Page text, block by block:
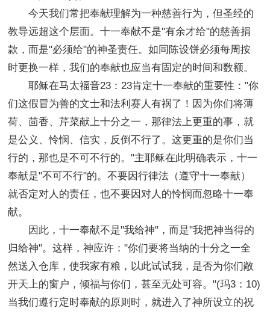
今天我们常把奉献理解为一种慈善行为，但圣经的
教导远超这个层面。十一奉献不是"有余才给"的慈善捐
款，而是"必须给"的神圣责任。如同陈设饼必须每周按
时更换一样，我们的奉献也应当有固定的时间和数额。
耶稣在马太福音23：23肯定十一奉献的重要性："你
们这假冒为善的文士和法利赛人有祸了！因为你们将薄
荷、茴香、芹菜献上十分之一，那律法上更重的事，就
是公义、怜悯、信实，反倒不行了。这更重的是你们当
行的，那也是不可不行的。"主耶稣在此明确表示，十一
奉献是"不可不行"的。不要因行律法（遵守十一奉献）
就否定对人的责任，也不要因对人的怜悯而忽略十一奉
献。
因此，十一奉献不是"我给神"，而是"我把神当得的
归给神"。这样，神应许："你们要将当纳的十分之一全
然送入仓库，使我家有粮，以此试试我，是否为你们敞
开天上的窗户，倾福与你们，甚至无处可容。"(玛3：10)
当我们遵行定时奉献的原则时，就进入了神所设立的祝